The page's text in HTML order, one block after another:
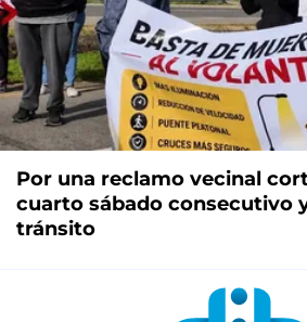
Por una reclamo vecinal
cuarto sábado consecutivo
tránsito